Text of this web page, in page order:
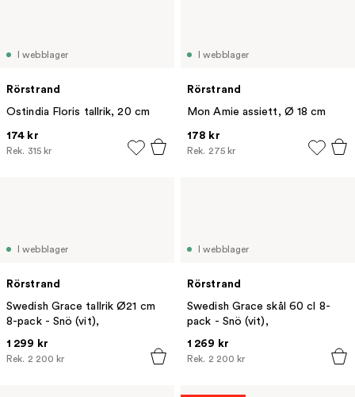
I webblager
Rörstrand
Ostindia Floris tallrik, 20 cm
174 kr
Rek. 315 kr
I webblager
Rörstrand
Mon Amie assiett, Ø 18 cm
178 kr
Rek. 275 kr
I webblager
Rörstrand
Swedish Grace tallrik Ø21 cm
8-pack - Snö (vit),
1 299 kr
Rek. 2 200 kr
I webblager
Rörstrand
Swedish Grace skål 60 cl 8-
pack - Snö (vit),
1 269 kr
Rek. 2 200 kr